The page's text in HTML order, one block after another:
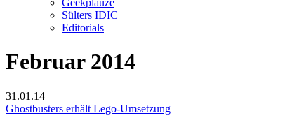
Geekplauze
Sülters IDIC
Editorials
Februar 2014
31.01.14
Ghostbusters erhält Lego-Umsetzung